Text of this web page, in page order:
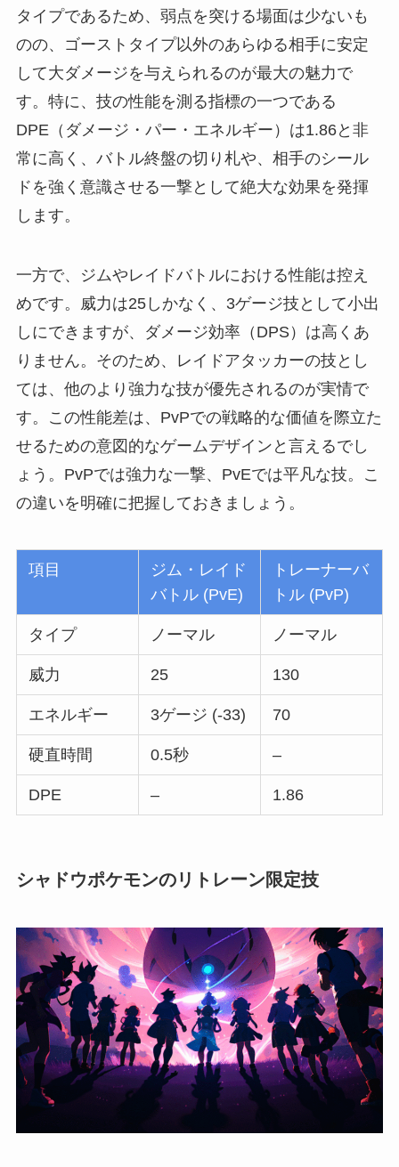
タイプであるため、弱点を突ける場面は少ないも
のの、ゴーストタイプ以外のあらゆる相手に安定
して大ダメージを与えられるのが最大の魅力で
す。特に、技の性能を測る指標の一つである
DPE（ダメージ・パー・エネルギー）は1.86と非
常に高く、バトル終盤の切り札や、相手のシール
ドを強く意識させる一撃として絶大な効果を発揮
します。
一方で、ジムやレイドバトルにおける性能は控え
めです。威力は25しかなく、3ゲージ技として小出
しにできますが、ダメージ効率（DPS）は高くあ
りません。そのため、レイドアタッカーの技とし
ては、他のより強力な技が優先されるのが実情で
す。この性能差は、PvPでの戦略的な価値を際立た
せるための意図的なゲームデザインと言えるでし
ょう。PvPでは強力な一撃、PvEでは平凡な技。こ
の違いを明確に把握しておきましょう。
項目
ジム・レイド
バトル (PvE)
トレーナーバ
トル (PvP)
タイプ ノーマル ノーマル
威力 25 130
エネルギー 3ゲージ (-33) 70
硬直時間 0.5秒 –
DPE – 1.86
シャドウポケモンのリトレーン限定技